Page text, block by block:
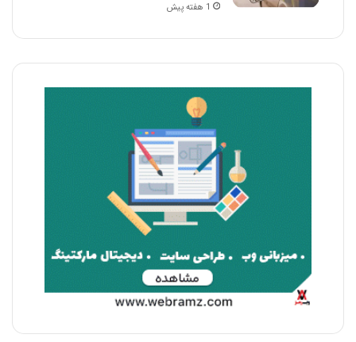
1 هفته پیش